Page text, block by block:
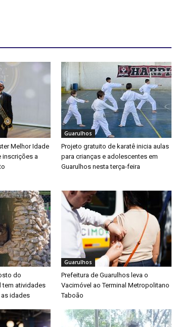
Melhor Idade
inscrições a
Guarulhos
Projeto gratuito de karatê inicia aulas
para crianças e adolescentes em
Guarulhos nesta terça-feira
do
tem atividades
idades
Guarulhos
Prefeitura de Guarulhos leva o
Vacimóvel ao Terminal Metropolitano
Taboão